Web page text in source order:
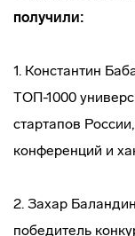
получили:
1. Константин
ТОП-1000
стартапов
конференций и
2. Захар
победитель